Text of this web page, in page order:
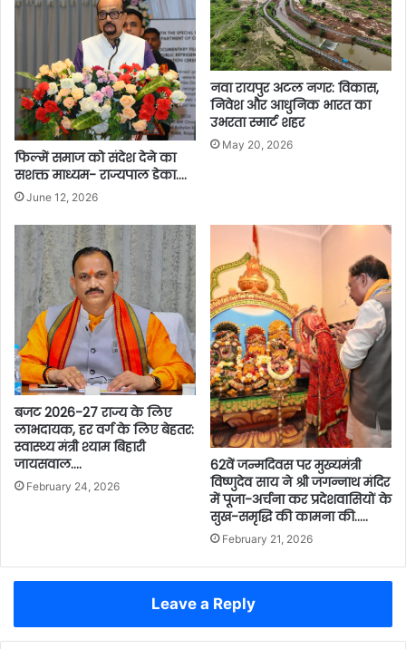
फिल्में समाज को संदेश देने का
सशक्त माध्यम- राज्यपाल डेका….
June 12, 2026
नवा रायपुर अटल नगर: विकास,
निवेश और आधुनिक भारत का
उभरता स्मार्ट शहर
May 20, 2026
बजट 2026-27 राज्य के लिए
लाभदायक, हर वर्ग के लिए बेहतर:
स्वास्थ्य मंत्री श्याम बिहारी
जायसवाल….
February 24, 2026
62वें जन्मदिवस पर मुख्यमंत्री
विष्णुदेव साय ने श्री जगन्नाथ मंदिर
में पूजा-अर्चना कर प्रदेशवासियों के
सुख-समृद्धि की कामना की…..
February 21, 2026
Leave a Reply